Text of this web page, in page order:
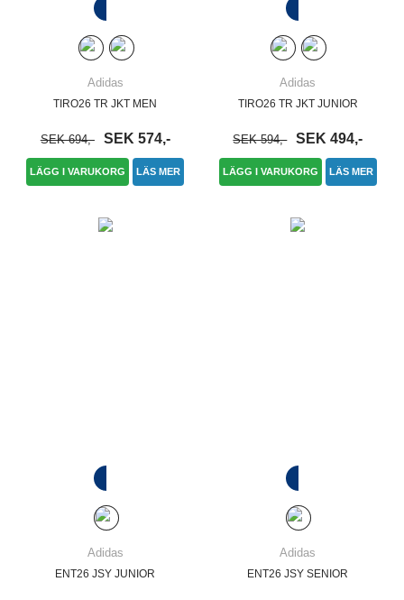
Adidas
TIRO26 TR JKT MEN
SEK 694,- SEK 574,-
LÄGG I VARUKORG LÄS MER
Adidas
TIRO26 TR JKT JUNIOR
SEK 594,- SEK 494,-
LÄGG I VARUKORG LÄS MER
Adidas
ENT26 JSY JUNIOR
Adidas
ENT26 JSY SENIOR